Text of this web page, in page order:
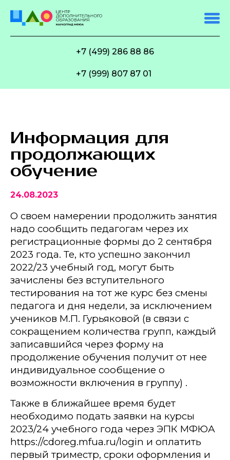
+7 (499) 286 88 86
+7 (999) 807 87 01
Информация для
продолжающих
обучение
24.08.2023
О своем намерении продолжить занятия
надо сообщить педагогам через их
регистрационные формы до 2 сентября
2023 года. Те, кто успешно закончил
2022/23 учебный год, могут быть
зачислены без вступительного
тестирования на тот же курс без смены
педагога и дня недели, за исключением
учеников М.П. Гурьяковой (в связи с
сокращением количества групп, каждый
записавшийся через форму на
продолжение обучения получит от нее
индивидуальное сообщение о
возможности включения в группу) .
Также в ближайшее время будет
необходимо подать заявки на курсы
2023/24 учебного года через ЭПК МФЮА
https://cdoreg.mfua.ru/login и оплатить
первый триместр, сроки оформления и